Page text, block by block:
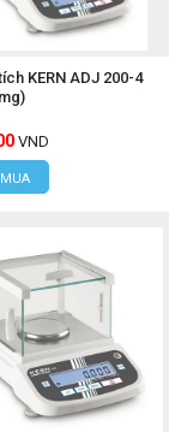
KERN ADJ 200-4
VND